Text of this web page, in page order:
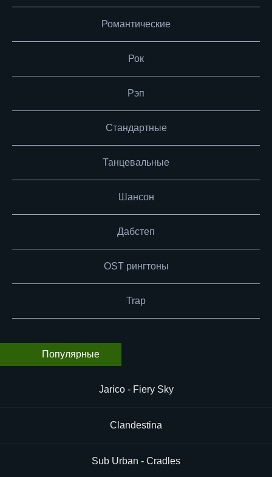
Романтические
Рок
Рэп
Стандартные
Танцевальные
Шансон
Дабстеп
OST рингтоны
Trap
Популярные
Jarico - Fiery Sky
Clandestina
Sub Urban - Cradles